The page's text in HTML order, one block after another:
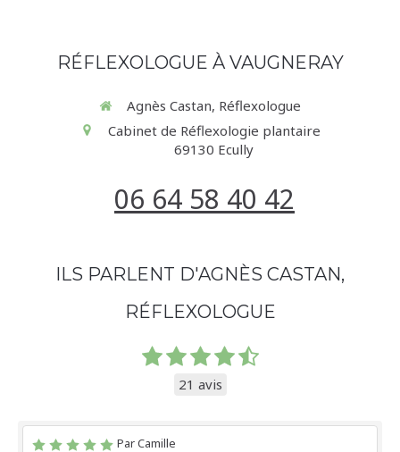
RÉFLEXOLOGUE À VAUGNERAY
Agnès Castan, Réflexologue
Cabinet de Réflexologie plantaire
69130 Ecully
06 64 58 40 42
ILS PARLENT D'AGNÈS CASTAN,
RÉFLEXOLOGUE
21 avis
Par Camille